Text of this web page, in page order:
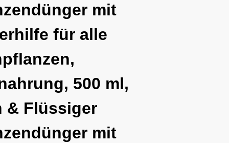
mit
für alle
500 ml,
& Flüssiger
mit